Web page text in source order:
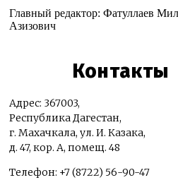
Главный редактор: Фатуллаев
Азизович
Контакты
Адрес: 367003,
Республика Дагестан,
г. Махачкала, ул. И. Казака,
д. 47, кор. А, помещ. 48
Телефон: +7 (8722) 56-90-47